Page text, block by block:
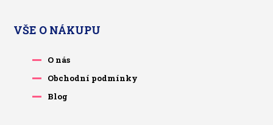
VŠE O NÁKUPU
O nás
Obchodní podmínky
Blog